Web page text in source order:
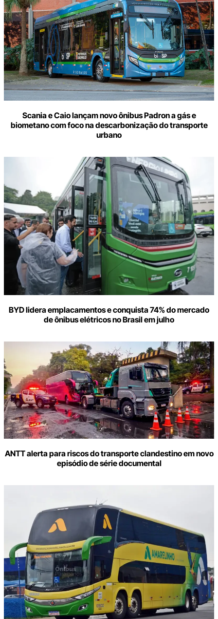
Scania e Caio lançam novo ônibus Padron a gás e
biometano com foco na descarbonização do transporte
urbano
BYD lidera emplacamentos e conquista 74% do mercado
de ônibus elétricos no Brasil em julho
ANTT alerta para riscos do transporte clandestino em novo
episódio de série documental